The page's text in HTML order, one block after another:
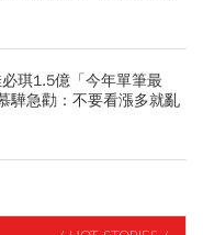
琪1.5億「今年單筆最
驊急勸：不要看漲多就亂